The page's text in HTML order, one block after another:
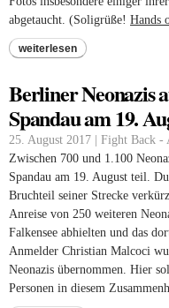
abgetaucht. (Soligrüße! Hands
weiterlesen
Berliner Neonazis
Spandau am 19.
25. August 2017 | Fight Back -
Zwischen 700 und 1.100
Spandau am 19. August teil.
Bruchteil seiner Strecke
Anreise von 250 weiteren
Falkensee abhielten und das
Anmelder Christian Malcoci
Neonazis übernommen. Hier
Personen in diesem